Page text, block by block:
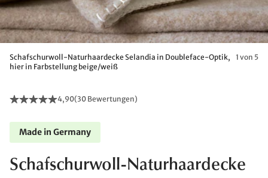
Schafschurwoll-Naturhaardecke Selandia in Doubleface-Optik,
hier in Farbstellung beige/weiß
1 von 5
4,90(30 Bewertungen)
Made in Germany
Schafschurwoll-Naturhaardecke